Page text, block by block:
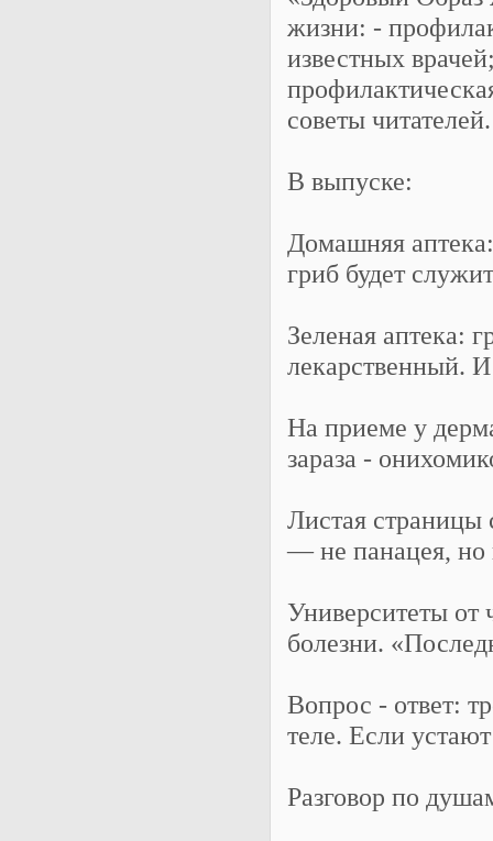
жизни: -
известных
советы читателей.
В выпуске:
Домашняя
гриб будет
Зеленая аптека:
лекарственный.
На приеме у
зараза -
Листая страницы
— не панацея, но
Университеты от
болезни.
Вопрос - ответ:
теле. Если
Разговор по